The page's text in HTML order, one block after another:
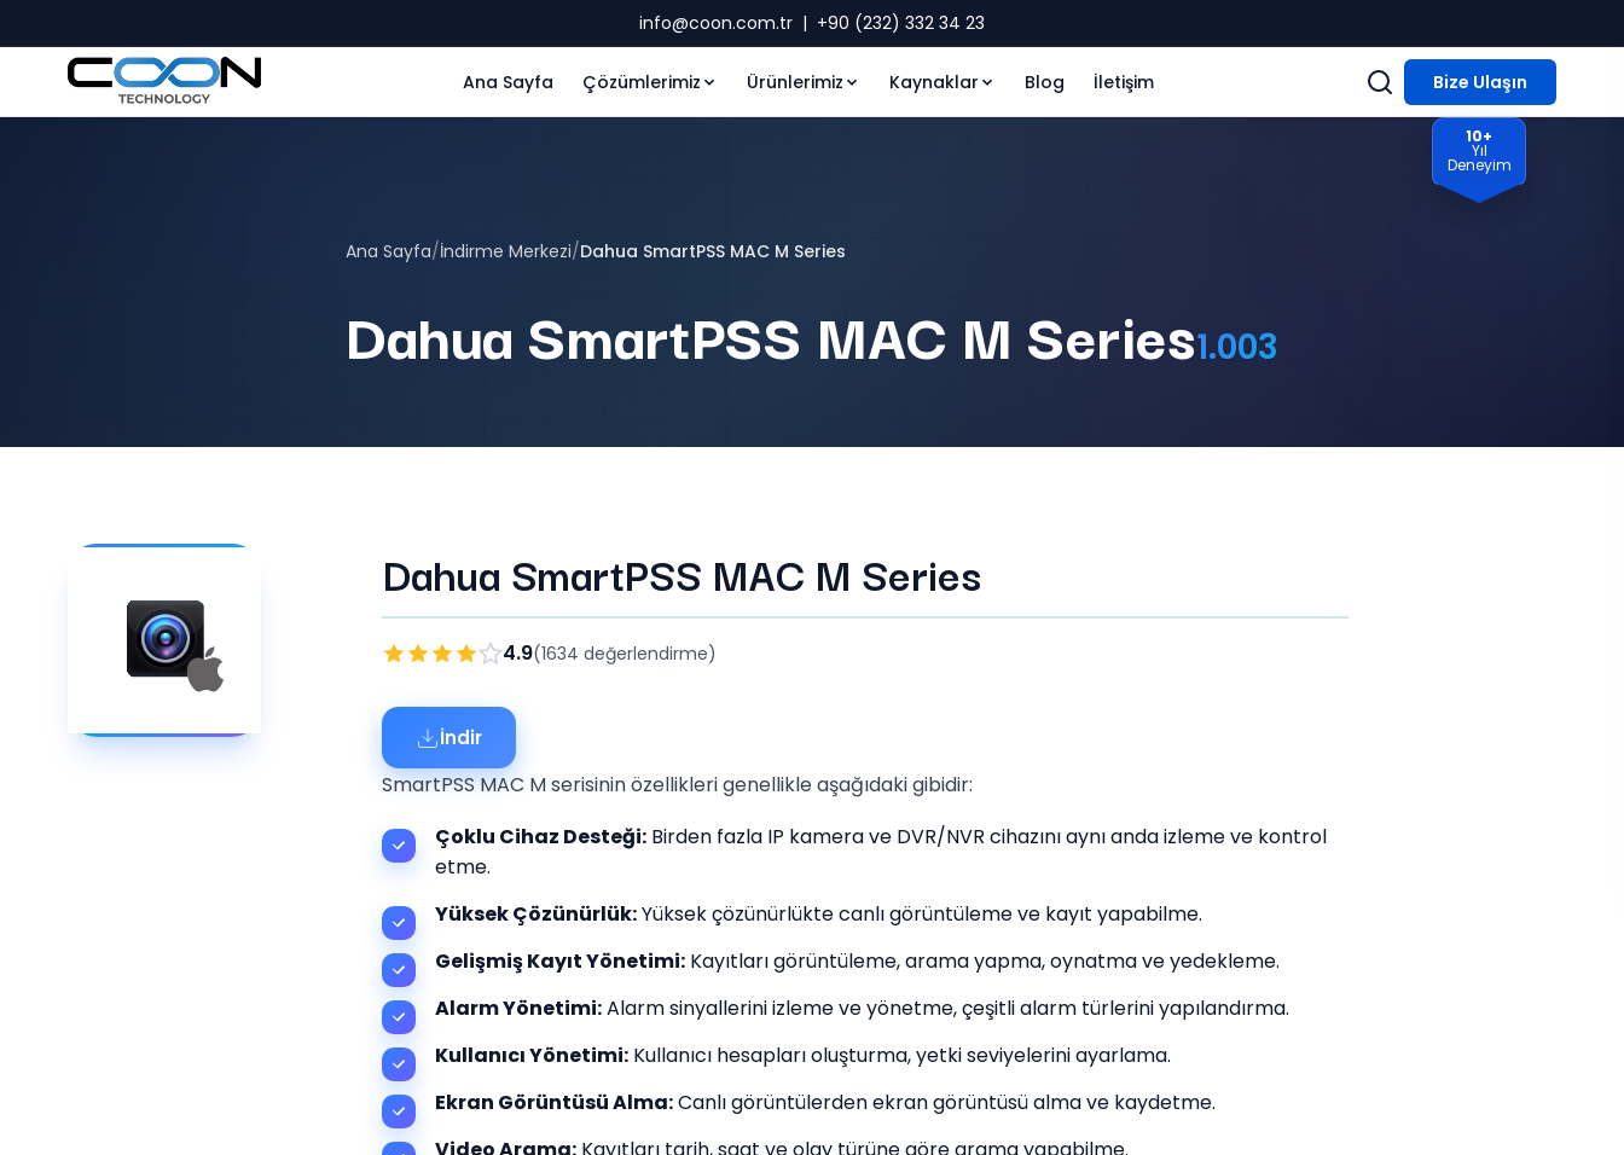
info@coon.com.tr | +90 (232) 332 34 23
Ana Sayfa Çözümlerimiz Ürünlerimiz Kaynaklar Blog İletişim Bize Ulaşın
10+
Yıl
Deneyim
Ana Sayfa/İndirme Merkezi/Dahua SmartPSS MAC M Series
Dahua SmartPSS MAC M Series1.003
Dahua SmartPSS MAC M Series
4.9(1634 değerlendirme)
İndir
SmartPSS MAC M serisinin özellikleri genellikle aşağıdaki gibidir:
Çoklu Cihaz Desteği: Birden fazla IP kamera ve DVR/NVR cihazını aynı anda izleme ve kontrol
etme.
Yüksek Çözünürlük:Yüksek çözünürlükte canlı görüntüleme ve kayıt yapabilme.
Gelişmiş Kayıt Yönetimi: Kayıtları görüntüleme, arama yapma, oynatma ve yedekleme.
Alarm Yönetimi:Alarm sinyallerini izleme ve yönetme, çeşitli alarm türlerini yapılandırma.
Kullanıcı Yönetimi: Kullanıcı hesapları oluşturma, yetki seviyelerini ayarlama.
Ekran Görüntüsü Alma:Canlı görüntülerden ekran görüntüsü alma ve kaydetme.